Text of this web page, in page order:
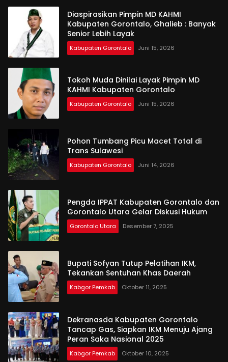
Diaspirasikan Pimpin MD KAHMI
Kabupaten Gorontalo, Ghalieb : Banyak
Senior Lebih Layak
Kabupaten Gorontalo Juni 15, 2026
Tokoh Muda Dinilai Layak Pimpin MD
KAHMI Kabupaten Gorontalo
Kabupaten Gorontalo Juni 15, 2026
Pohon Tumbang Picu Macet Total di
Trans Sulawesi
Kabupaten Gorontalo Juni 14, 2026
Pengda IPPAT Kabupaten Gorontalo dan
Gorontalo Utara Gelar Diskusi Hukum
Gorontalo Utara Desember 7, 2025
Bupati Sofyan Tutup Pelatihan IKM,
Tekankan Sentuhan Khas Daerah
Kabgor Pemkab Oktober 11, 2025
Dekranasda Kabupaten Gorontalo
Tancap Gas, Siapkan IKM Menuju Ajang
Peran Saka Nasional 2025
Kabgor Pemkab Oktober 10, 2025